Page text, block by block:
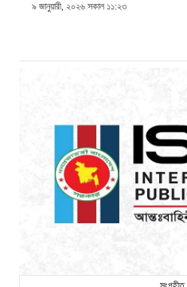
৯ জানুয়ারী, ২০২৬ সকাল ১১:২৩